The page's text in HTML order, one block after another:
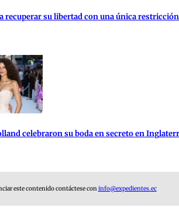
recuperar su libertad con una única
celebraron su boda en secreto en
este contenido contáctese coninfo@expedientes.ec